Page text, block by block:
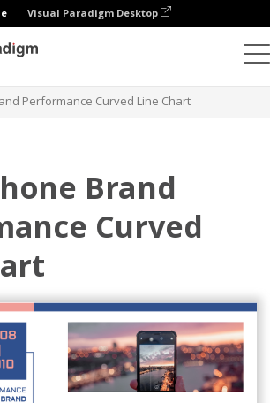
Visual Paradigm Desktop
Performance Curved Line Chart
Brand
Curved